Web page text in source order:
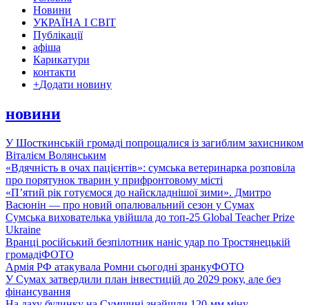
Новини
УКРАЇНА І СВІТ
Публікації
афіша
Карикатури
контакти
+Додати новину
новини
У Шосткинській громаді попрощалися із загиблим захисником
Віталієм Волянським
«Вдячність в очах пацієнтів»: сумська ветеринарка розповіла
про порятунок тварин у прифронтовому місті
«П’ятий рік готуємося до найскладнішої зими». Дмитро
Васюнін — про новий опалювальний сезон у Сумах
Сумська вихователька увійшла до топ-25 Global Teacher Prize
Ukraine
Вранці російський безпілотник наніс удар по Тростянецькій
громадіФОТО
Армія РФ атакувала Ромни сьогодні зранкуФОТО
У Сумах затвердили план інвестицій до 2029 року, але без
фінансування